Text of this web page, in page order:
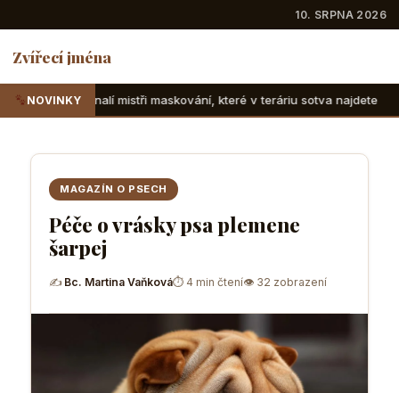
10. SRPNA 2026
Zvířecí jména
NOVINKY
maskování, které v teráriu sotva najdete
MAGAZÍN O PSECH
Péče o vrásky psa plemene
šarpej
✍ Bc. Martina Vaňková⏱ 4 min čtení👁 32 zobrazení